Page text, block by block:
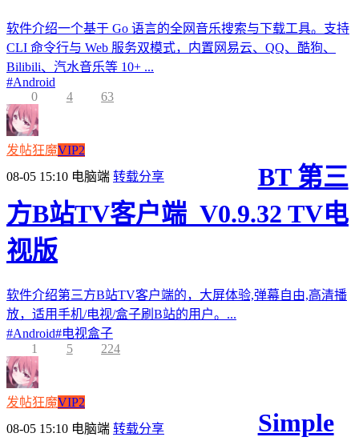
软件介绍一个基于 Go 语言的全网音乐搜索与下载工具。支持
CLI 命令行与 Web 服务双模式，内置网易云、QQ、酷狗、
Bilibili、汽水音乐等 10+ ...
#Android
0
4 63
发帖狂魔VIP2
08-05 15:10 电脑端 转载分享
BT 第三
方B站TV客户端_V0.9.32 TV电
视版
软件介绍第三方B站TV客户端的，大屏体验,弹幕自由,高清播
放，适用手机/电视/盒子刷B站的用户。...
#Android#电视盒子
1
5 224
发帖狂魔VIP2
08-05 15:10 电脑端 转载分享
Simple